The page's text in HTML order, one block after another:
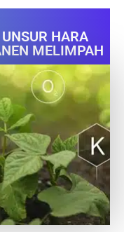
HARA
MELIMPAH